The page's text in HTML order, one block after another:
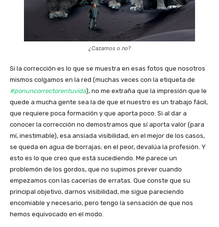
¿Cazamos o no?
Si la corrección es lo que se muestra en esas fotos que nosotros
mismos colgamos en la red (muchas veces con la etiqueta de
#ponuncorrectorentuvida), no me extraña que la impresión que le
quede a mucha gente sea la de que el nuestro es un trabajo fácil,
que requiere poca formación y que aporta poco. Si al dar a
conocer la corrección no demostramos que sí aporta valor (para
mí, inestimable), esa ansiada visibilidad, en el mejor de los casos,
se queda en agua de borrajas; en el peor, devalúa la profesión. Y
esto es lo que creo que está sucediendo. Me parece un
problemón de los gordos, que no supimos prever cuando
empezamos con las cacerías de erratas. Que conste que su
principal objetivo, darnos visibilidad, me sigue pareciendo
encomiable y necesario, pero tengo la sensación de que nos
hemos equivocado en el modo.